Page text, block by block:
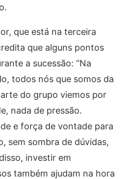
que está na terceira
que alguns pontos
a sucessão: “Na
todos nós que somos da
do grupo viemos por
nada de pressão.
e força de vontade para
sem sombra de dúvidas,
investir em
também ajudam na hora